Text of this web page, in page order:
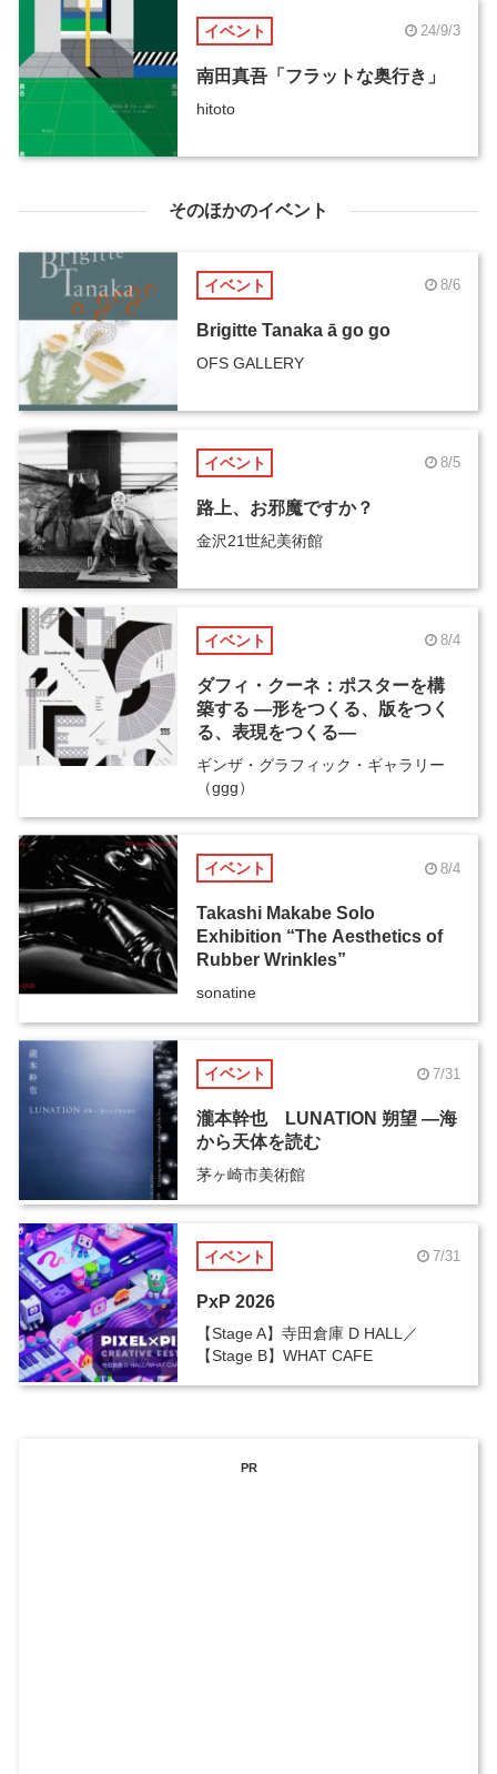
イベント 24/9/3
南田真吾「フラットな奥行き」
hitoto
そのほかのイベント
イベント 8/6
Brigitte Tanaka ā go go
OFS GALLERY
イベント 8/5
路上、お邪魔ですか？
金沢21世紀美術館
イベント 8/4
ダフィ・クーネ：ポスターを構
築する ―形をつくる、版をつく
る、表現をつくる―
ギンザ・グラフィック・ギャラリー
（ggg）
イベント 8/4
Takashi Makabe Solo
Exhibition “The Aesthetics of
Rubber Wrinkles”
sonatine
イベント 7/31
瀧本幹也 LUNATION 朔望 ―海
から天体を読む
茅ヶ崎市美術館
イベント 7/31
PxP 2026
【Stage A】寺田倉庫 D HALL／
【Stage B】WHAT CAFE
PR